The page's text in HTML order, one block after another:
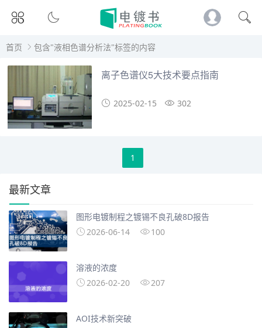
首页 包含"液相色谱分析法"标签的内容
离子色谱仪5大技术要点指南
2025-02-15 302
1
最新文章
图形电镀制程之镀锡不良孔破8D报告
2026-06-14
100
溶液的浓度
2026-02-20
207
AOI技术新突破